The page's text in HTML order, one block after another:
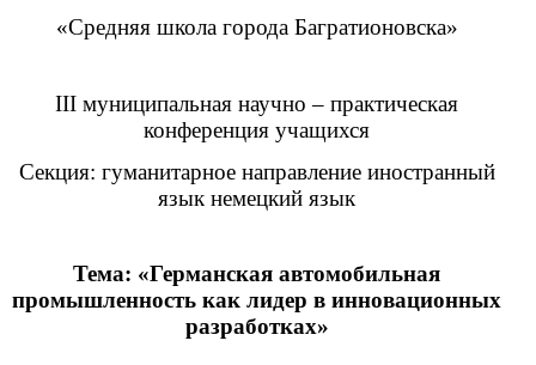
«Средняя школа города Багратионовска»
III муниципальная научно – практическая
конференция учащихся
Секция: гуманитарное направление иностранный
язык немецкий язык
Тема: «Германская автомобильная
промышленность как лидер в инновационных
разработках»